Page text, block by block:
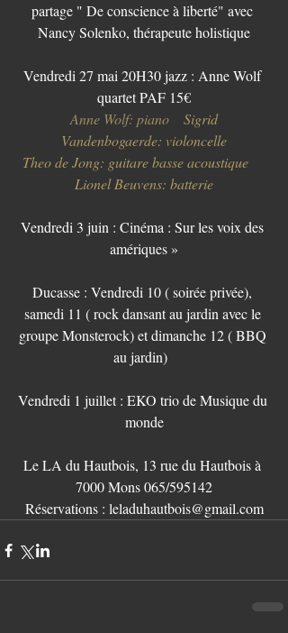
partage " De conscience à liberté" avec
Nancy Solenko, thérapeute holistique
Vendredi 27 mai 20H30 jazz : Anne Wolf
quartet PAF 15€
Anne Wolf: piano Sigrid
Vandenbogaerde: violoncelle
Theo de Jong: guitare basse acoustique
Lionel Beuvens: batterie
Vendredi 3 juin : Cinéma : Sur les voix des
amériques »
Ducasse : Vendredi 10 ( soirée privée),
samedi 11 ( rock dansant au jardin avec le
groupe Monsterock) et dimanche 12 ( BBQ
au jardin)
Vendredi 1 juillet : EKO trio de Musique du
monde
Le LA du Hautbois, 13 rue du Hautbois à
7000 Mons 065/595142
Réservations : leladuhautbois@gmail.com